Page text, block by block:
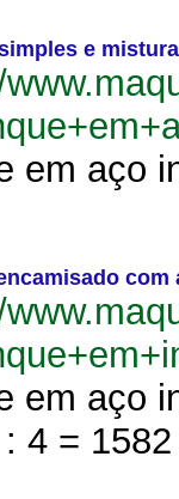
e
em aço
com
em aço
4 =